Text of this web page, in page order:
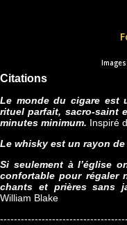
Citations
Le monde du cigare est
rituel parfait, sacro-saint
minutes minimum. Inspiré
Le whisky est un rayon
Si seulement à l’église
confortable pour régaler
chants et prières sans
William Blake